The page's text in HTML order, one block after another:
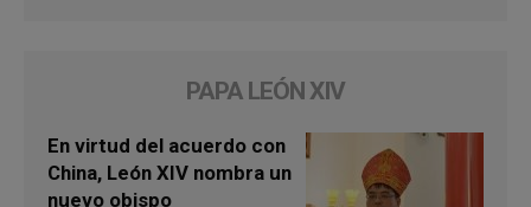
PAPA LEÓN XIV
En virtud del acuerdo con
China, León XIV nombra un
nuevo obispo